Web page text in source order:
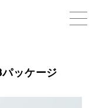
ッケージ